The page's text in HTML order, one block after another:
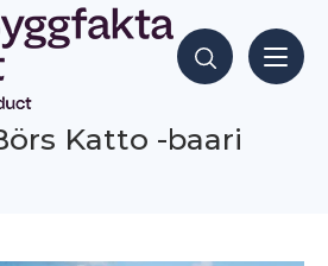
Hae sisältöjä
Katto -baari